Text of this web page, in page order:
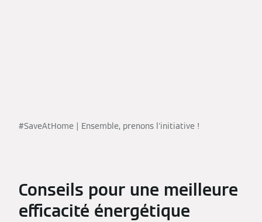
#SaveAtHome | Ensemble, prenons l'initiative !
Conseils pour une meilleure
efficacité énergétique